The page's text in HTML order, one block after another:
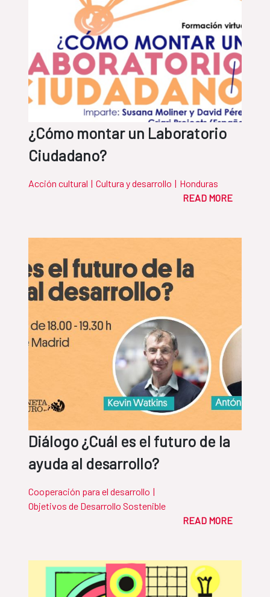
¿Cómo montar un Laboratorio
Ciudadano?
Acción cultural | Cultura y desarrollo | Honduras
READ MORE
Diálogo ¿Cuál es el futuro de la
ayuda al desarrollo?
Cooperación para el desarrollo |
Objetivos de Desarrollo Sostenible
READ MORE